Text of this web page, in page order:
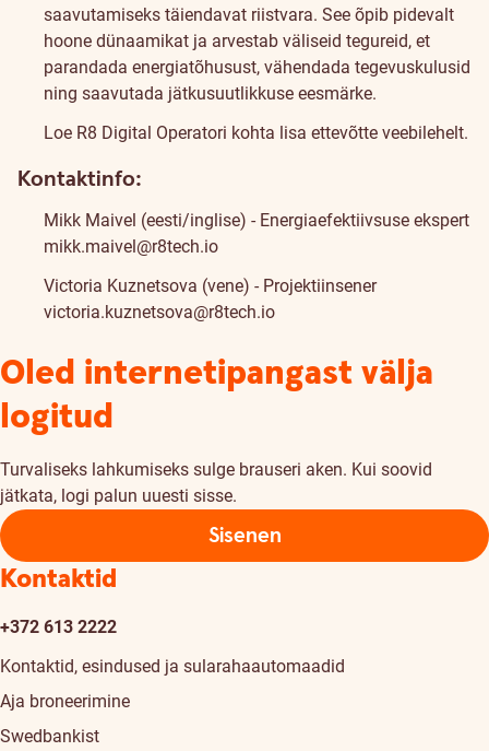
saavutamiseks täiendavat riistvara. See õpib pidevalt
hoone dünaamikat ja arvestab väliseid tegureid, et
parandada energiatõhusust, vähendada tegevuskulusid
ning saavutada jätkusuutlikkuse eesmärke.
Loe R8 Digital Operatori kohta lisa ettevõtte veebilehelt.
Kontaktinfo:
Mikk Maivel (eesti/inglise) - Energiaefektiivsuse ekspert
mikk.maivel@r8tech.io
Victoria Kuznetsova (vene) - Projektiinsener
victoria.kuznetsova@r8tech.io
Oled internetipangast välja
logitud
Turvaliseks lahkumiseks sulge brauseri aken. Kui soovid
jätkata, logi palun uuesti sisse.
Sisenen
Kontaktid
+372 613 2222
Kontaktid, esindused ja sularahaautomaadid
Aja broneerimine
Swedbankist